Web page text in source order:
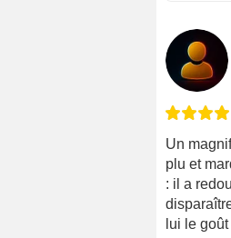
Un
plu et
: il a
lui le